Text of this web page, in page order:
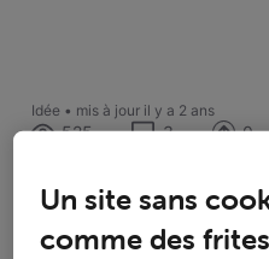
Idée• mis à jour il y a 2 ans
525 3 0
Un site sans
comme des